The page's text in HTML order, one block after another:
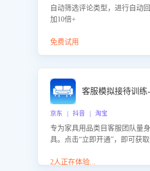
自动筛选评论类型，进行自动
加10倍+
免费试用
客服模拟接待训练
京东 | 抖音 | 淘宝
专为家具用品类目客服团队量
具。点击“立即开通”，即可获
客服在家具用品功能、尺寸参
2人正在体验...